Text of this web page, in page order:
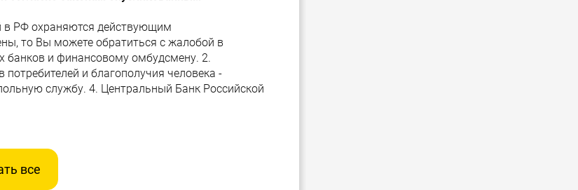
в РФ охраняются действующим
то Вы можете обратиться с жалобой в
банков и финансовому омбудсмену. 2.
и благополучия человека -
службу. 4. Центральный Банк Российской
все